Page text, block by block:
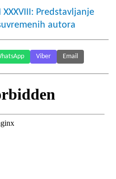
XXXVIII: Predstavljanje
autora
Viber Email